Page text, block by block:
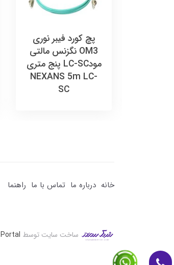
پچ کورد فیبر نوری
OM3 نگزنس مالتی
مودLC-SC پنج متری
NEXANS 5m LC-
SC
خانه درباره ما تماس با ما راهنما
ساخت سایت توسط Portal